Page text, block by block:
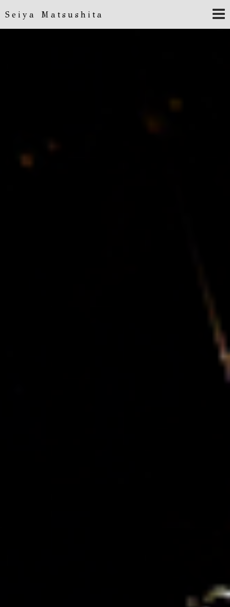
Seiya Matsushita